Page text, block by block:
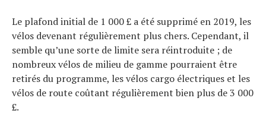
Le plafond initial de 1 000 £ a été supprimé en 2019, les
vélos devenant régulièrement plus chers. Cependant, il
semble qu’une sorte de limite sera réintroduite ; de
nombreux vélos de milieu de gamme pourraient être
retirés du programme, les vélos cargo électriques et les
vélos de route coûtant régulièrement bien plus de 3 000
£.